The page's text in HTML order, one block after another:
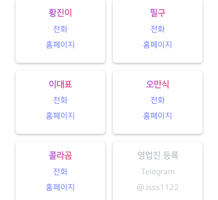
황진이
전화
홈페이지
필구
전화
홈페이지
이대표
전화
홈페이지
오만식
전화
홈페이지
콜라곰
전화
홈페이지
영업진 등록
Telegram
@Jsss1122